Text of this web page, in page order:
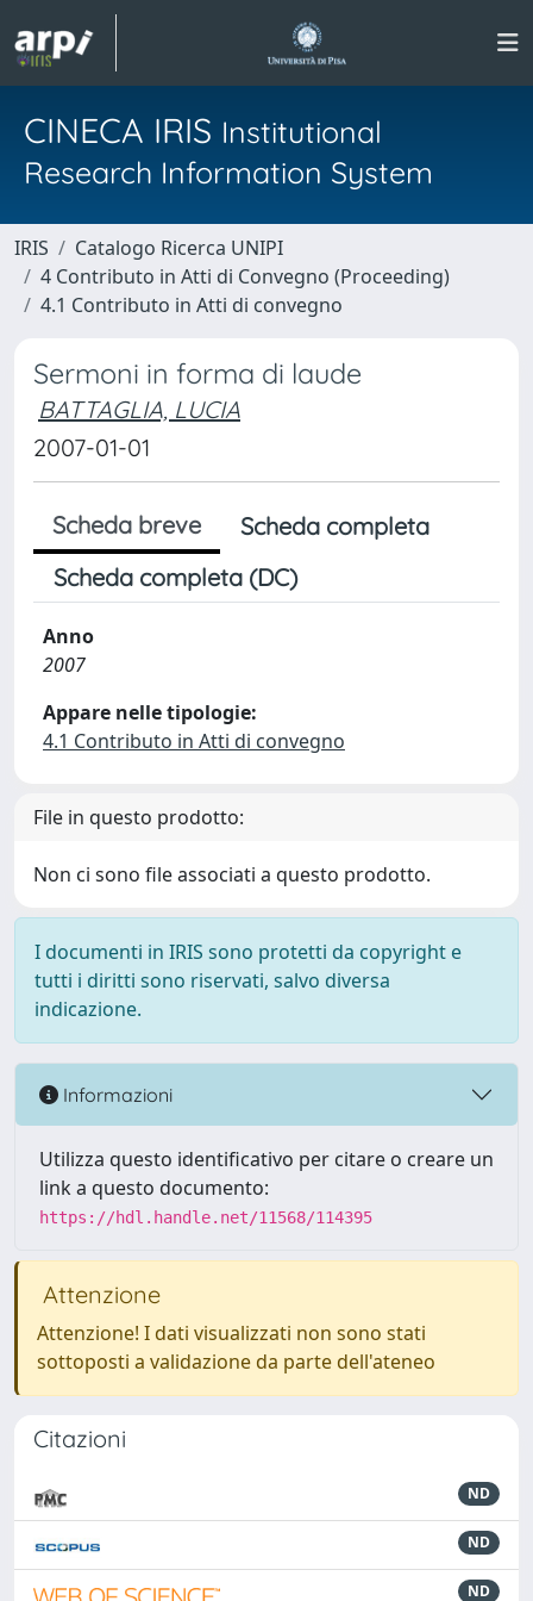
CINECA IRIS Institutional
Research Information System
IRIS
Catalogo Ricerca UNIPI
4 Contributo in Atti di Convegno (Proceeding)
4.1 Contributo in Atti di convegno
Sermoni in forma di laude
BATTAGLIA, LUCIA
2007-01-01
Scheda breve
Scheda completa
Scheda completa (DC)
Anno
2007
Appare nelle tipologie:
4.1 Contributo in Atti di convegno
File in questo prodotto:
Non ci sono file associati a questo prodotto.
I documenti in IRIS sono protetti da copyright e
tutti i diritti sono riservati, salvo diversa
indicazione.
Informazioni
Utilizza questo identificativo per citare o creare un
link a questo documento:
https://hdl.handle.net/11568/114395
Attenzione
Attenzione! I dati visualizzati non sono stati
sottoposti a validazione da parte dell'ateneo
Citazioni
ND
ND
ND